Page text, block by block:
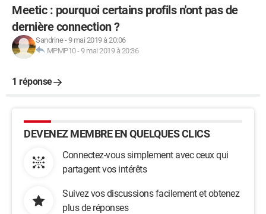
Meetic : pourquoi certains profils n'ont pas de
dernière connection ?
Sandrine-9 mai 2019 à 20:06
MPMP10-9 mai 2019 à 20:36
1 réponse
DEVENEZ MEMBRE EN QUELQUES CLICS
Connectez-vous simplement avec ceux qui
partagent vos intérêts
Suivez vos discussions facilement et obtenez
plus de réponses